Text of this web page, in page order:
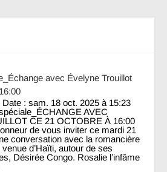
avec Évelyne Trouillot
: sam. 18 oct. 2025 à 15:23
AVEC
CE 21 OCTOBRE À 16:00
de vous inviter ce mardi 21
conversation avec la romancière
d’Haïti, autour de ses
Désirée Congo. Rosalie l’infâme